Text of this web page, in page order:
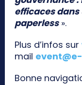
efficaces
paperless».
Plus d’infos sur
mail
Bonne